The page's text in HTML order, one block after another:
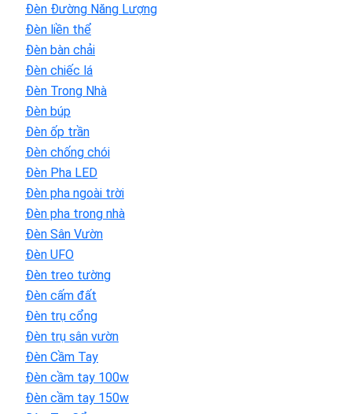
Đèn Đường Năng Lượng
Đèn liền thể
Đèn bàn chải
Đèn chiếc lá
Đèn Trong Nhà
Đèn búp
Đèn ốp trần
Đèn chống chói
Đèn Pha LED
Đèn pha ngoài trời
Đèn pha trong nhà
Đèn Sân Vườn
Đèn UFO
Đèn treo tường
Đèn cấm đất
Đèn trụ cổng
Đèn trụ sân vườn
Đèn Cầm Tay
Đèn cầm tay 100w
Đèn cầm tay 150w